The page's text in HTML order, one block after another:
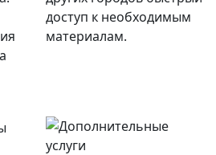
доступ к необходимым
материалам.